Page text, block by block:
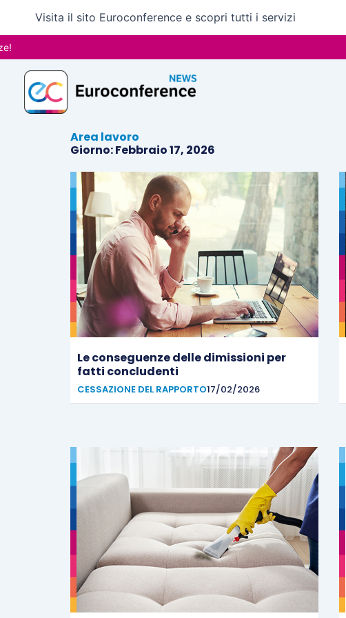
contenuto
Visita il sito Euroconference e scopri tutti i servizi
Area lavoro
Giorno: Febbraio 17, 2026
Le conseguenze delle dimissioni per
fatti concludenti
CESSAZIONE DEL RAPPORTO17/02/2026